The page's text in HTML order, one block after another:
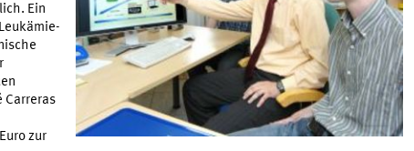
Ein
Carreras
zur